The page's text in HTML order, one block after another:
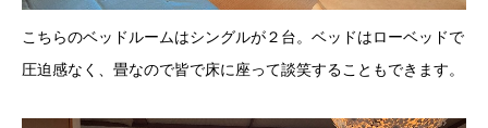
こちらのベッドルームはシングルが２台。ベッドはローベッドで
圧迫感なく、畳なので皆で床に座って談笑することもできます。